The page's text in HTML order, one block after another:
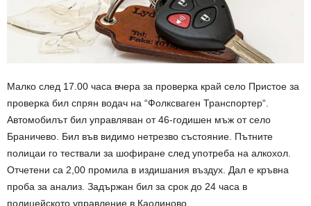
Малко след 17.00 часа вчера за проверка край село Пристое за
проверка бил спрян водач на “Фолксваген Транспортер“.
Автомобилът бил управляван от 46-годишен мъж от село
Браничево. Бил във видимо нетрезво състояние. Пътните
полицаи го тествали за шофиране след употреба на алкохол.
Отчетени са 2,00 промила в издишания въздух. Дал е кръвна
проба за анализ. Задържан бил за срок до 24 часа в
полицейското управление в Каолиново.